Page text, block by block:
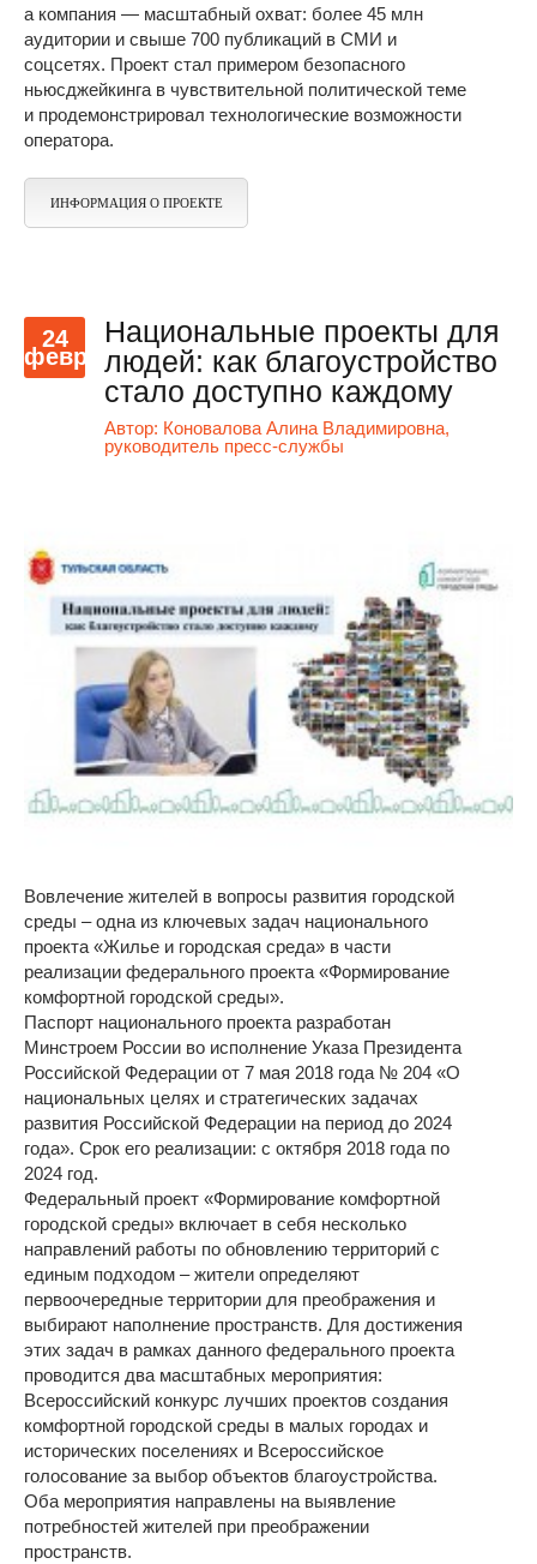
а компания — масштабный охват: более 45 млн
аудитории и свыше 700 публикаций в СМИ и
соцсетях. Проект стал примером безопасного
ньюсджейкинга в чувствительной политической теме
и продемонстрировал технологические возможности
оператора.
ИНФОРМАЦИЯ О ПРОЕКТЕ
24
февр
Национальные проекты для
людей: как благоустройство
стало доступно каждому
Автор: Коновалова Алина Владимировна,
руководитель пресс-службы
Вовлечение жителей в вопросы развития городской
среды – одна из ключевых задач национального
проекта «Жилье и городская среда» в части
реализации федерального проекта «Формирование
комфортной городской среды».
Паспорт национального проекта разработан
Минстроем России во исполнение Указа Президента
Российской Федерации от 7 мая 2018 года № 204 «О
национальных целях и стратегических задачах
развития Российской Федерации на период до 2024
года». Срок его реализации: с октября 2018 года по
2024 год.
Федеральный проект «Формирование комфортной
городской среды» включает в себя несколько
направлений работы по обновлению территорий с
единым подходом – жители определяют
первоочередные территории для преображения и
выбирают наполнение пространств. Для достижения
этих задач в рамках данного федерального проекта
проводится два масштабных мероприятия:
Всероссийский конкурс лучших проектов создания
комфортной городской среды в малых городах и
исторических поселениях и Всероссийское
голосование за выбор объектов благоустройства.
Оба мероприятия направлены на выявление
потребностей жителей при преображении
пространств.